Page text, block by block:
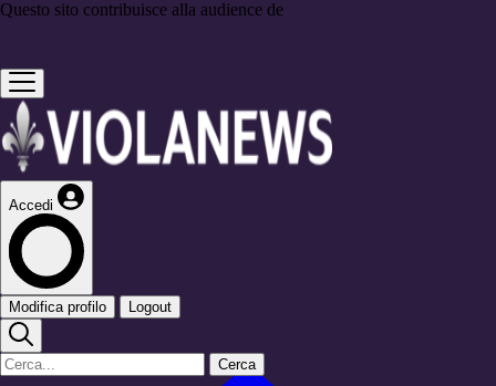
Questo sito contribuisce alla audience de
Accedi
Modifica profilo Logout
Cerca